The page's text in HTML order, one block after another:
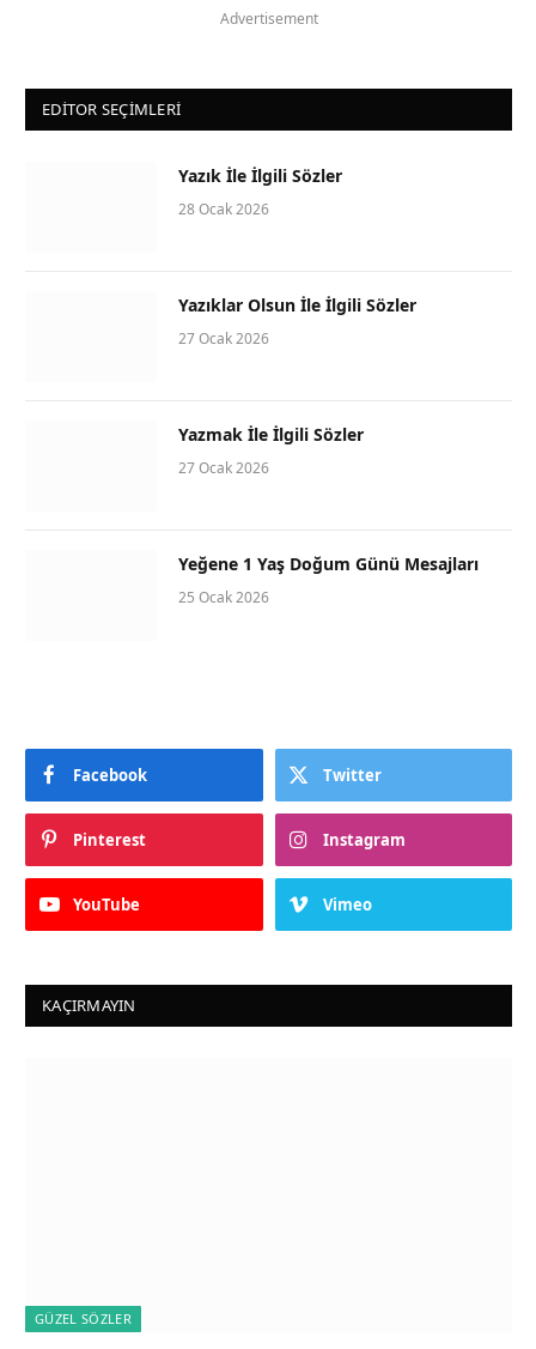
Advertisement
EDITOR SEÇIMLERI
Yazık İle İlgili Sözler
28 Ocak 2026
Yazıklar Olsun İle İlgili Sözler
27 Ocak 2026
Yazmak İle İlgili Sözler
27 Ocak 2026
Yeğene 1 Yaş Doğum Günü Mesajları
25 Ocak 2026
Facebook Twitter
Pinterest Instagram
YouTube Vimeo
KAÇIRMAYIN
GÜZEL SÖZLER